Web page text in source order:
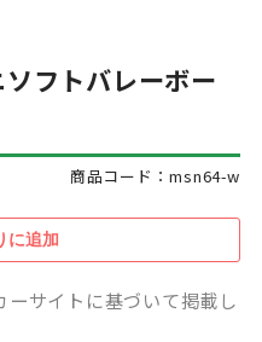
フトバレーボー
商品コード：msn64-w
ーサイトに基づいて掲載し